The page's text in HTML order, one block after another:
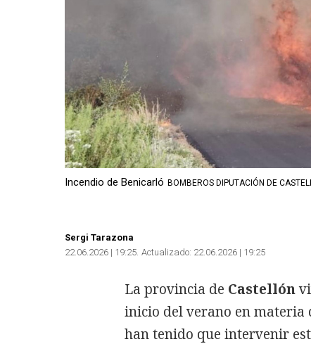
Incendio de Benicarló BOMBEROS DIPUTACIÓN DE
Sergi Tarazona
22.06.2026 | 19:25 Actualizado: 22.06.2026 | 19:25
La provincia de Castellón
inicio del verano en materia
han tenido que intervenir